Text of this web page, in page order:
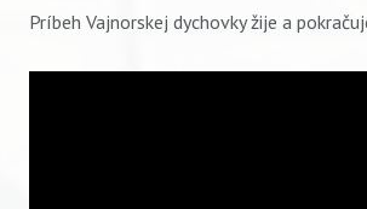
Príbeh Vajnorskej dychovky žije a